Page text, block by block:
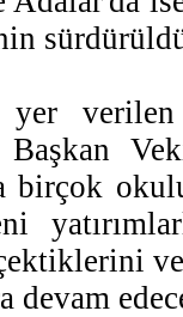
yer
birçok
çektiklerini
devam